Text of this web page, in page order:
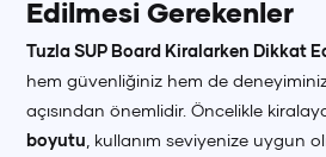
+90 (850) 242 50
+90 (850) 242 50
Edilmesi Gerekenler
Tuzla SUP Board Kiralarken Dikkat
hem güvenliğiniz hem de
açısından önemlidir. Öncelikle
boyutu , kullanım seviyenize uygun
+90 (850) 242 50